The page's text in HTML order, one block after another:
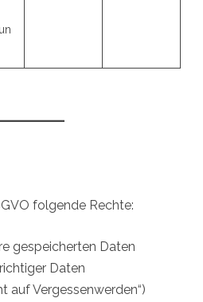
folgende Rechte:
gespeicherten Daten
Daten
auf Vergessenwerden“)